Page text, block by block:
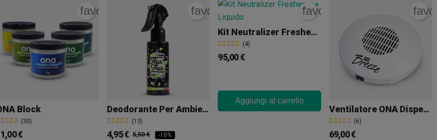
Block
(30)
favorite_border
€
Deodorante Per Ambienti Spray Auto Flus Flus Melone
(13)
favorite_border
4,95 € 5,50 € -10%
Kit Neutralizer Freshener + Liquido
(4)
favorite_border
95,00 €
Aggiungi al carrello
Ventilatore ONA Dispenser Breeze
(6)
69,00 €